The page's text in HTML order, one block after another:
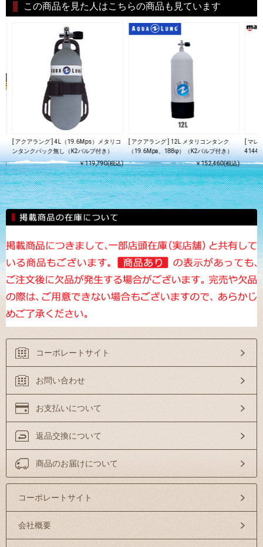
この商品を見た人はこちらの商品も見ています
)
[ アクアラング ] 4L（19.6Mps）メタリコ
ンタンクパック無し（K2バルブ付き）
￥119,790(税込)
[ アクアラング ] 12L メタリコンタンク
（19.6Mpa、188φ）（K2バルブ付き）
￥152,460(税込)
[ マレ
コーポレートサイト
お問い合わせ
お支払いについて
返品交換について
商品のお届けについて
コーポレートサイト
会社概要